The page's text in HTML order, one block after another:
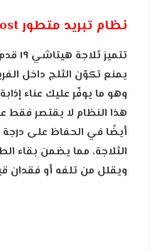
نظام تبريد متطور No Frost
يمنع تكوّن الثلج داخل
وهو ما يوفّر عليك عناء
هذا النظام لا يقتصر فقط
أيضًا في الحفاظ على درجة
الثلاجة، مما يضمن بقاء
ويقلل من تلفه أو فقدان